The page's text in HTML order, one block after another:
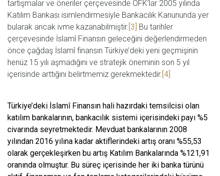
tartışmalar ve öneriler çerçevesinde ÖFK’lar 2005 yılında
Katılım Bankası isimlendirmesiyle Bankacılık Kanununda yer
bularak ancak ivme kazanabilmiştir. [3]
Bu tarihler
çerçevesinde İslamî Finansın geleceğini değerlendirmeden
önce çağdaş İslamî finansın Türkiye’deki yeni geçmişinin
henüz 15 yılı aşmadığını ve stratejik öneminin son 5 yıl
içerisinde arttığını belirtmemiz gerekmektedir. [4]
Türkiye’deki İslamî Finansın hali hazırdaki temsilcisi olan
katılım bankalarının, bankacılık sistemi içerisindeki payı %5
civarında seyretmektedir. Mevduat bankalarının 2008
yılından 2016 yılına kadar aktiflerindeki artış oranı %55,53
olarak gerçekleşirken bu artış Katılım Bankalarında %121,91
oranında olmuştur. Bu süreç içerisinde her iki banka türünü